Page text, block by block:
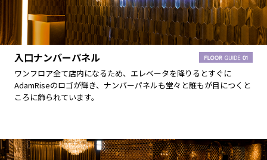
入口ナンバーパネル
ワンフロア全て店内になるため、エレベータを降りるとすぐに
AdamRiseのロゴが輝き、ナンバーパネルも堂々と誰もが目につくと
ころに飾られています。